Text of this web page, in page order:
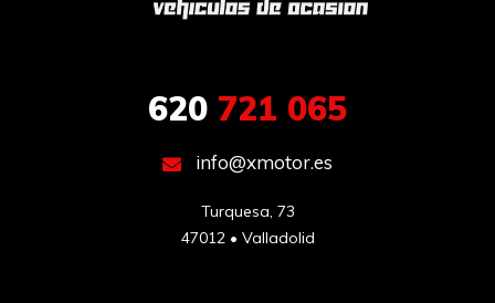
620 721 065
info@xmotor.es
Turquesa, 73
47012 • Valladolid